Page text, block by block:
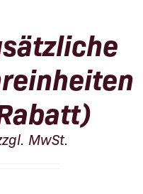
MwSt.